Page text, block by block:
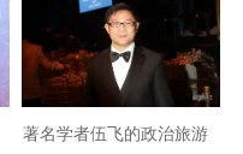
理
著名学者伍飞的政治旅游